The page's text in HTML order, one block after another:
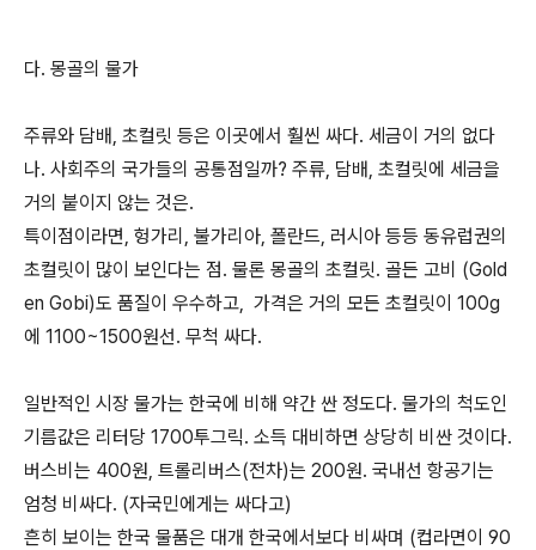
다. 몽골의 물가
주류와 담배, 초컬릿 등은 이곳에서 훨씬 싸다. 세금이 거의 없다
나. 사회주의 국가들의 공통점일까? 주류, 담배, 초컬릿에 세금을
거의 붙이지 않는 것은.
특이점이라면, 헝가리, 불가리아, 폴란드, 러시아 등등 동유럽권의
초컬릿이 많이 보인다는 점. 물론 몽골의 초컬릿. 골든 고비 (Gold
en Gobi)도 품질이 우수하고, 가격은 거의 모든 초컬릿이 100g
에 1100~1500원선. 무척 싸다.
일반적인 시장 물가는 한국에 비해 약간 싼 정도다. 물가의 척도인
기름값은 리터당 1700투그릭. 소득 대비하면 상당히 비싼 것이다.
버스비는 400원, 트롤리버스(전차)는 200원. 국내선 항공기는
엄청 비싸다. (자국민에게는 싸다고)
흔히 보이는 한국 물품은 대개 한국에서보다 비싸며 (컵라면이 90